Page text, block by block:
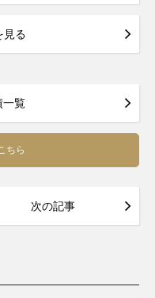
見る
一覧
ちら
次の記事